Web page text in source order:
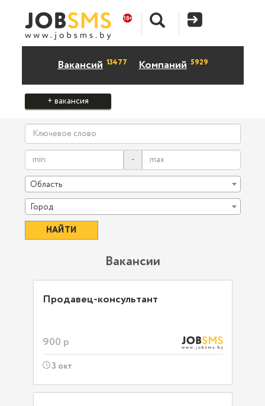
Вакансий 13477 Компаний 5929
+ вакансия
-
Область
Город
Вакансии
Продавец-консультант
900 р
3 окт